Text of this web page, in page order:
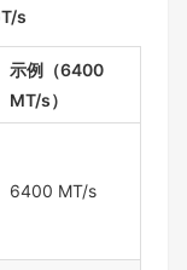
s
示例（6400
MT/s）
6400 MT/s